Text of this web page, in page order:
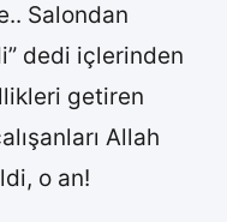
Salondan
dedi içlerinden
getiren
Allah
o an!